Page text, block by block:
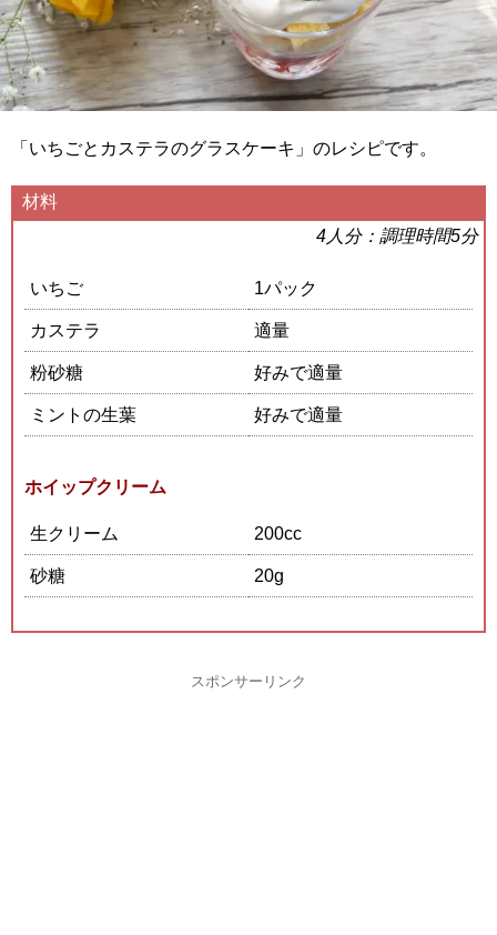
「いちごとカステラのグラスケーキ」のレシピです。
材料
4人分：調理時間5分
いちご 1パック
カステラ 適量
粉砂糖 好みで適量
ミントの生葉 好みで適量
ホイップクリーム
生クリーム 200cc
砂糖 20g
スポンサーリンク